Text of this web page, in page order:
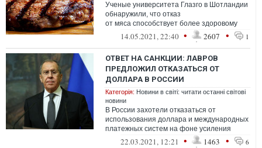
Ученые университета Глазго в Шотландии
обнаружили, что отказ
от мяса способствует более здоровому
профилю биомаркеров несмотря
на возраст, вес, курени...
14.05.2021, 22:40 • 2607 • 1
ОТВЕТ НА САНКЦИИ: ЛАВРОВ
ПРЕДЛОЖИЛ ОТКАЗАТЬСЯ ОТ
ДОЛЛАРА В РОССИИ
Категорія: Новини в світі: читати останні світові
новини
В России захотели отказаться от
использования доллара и международных
платежных систем на фоне усиления
санкций.22.03.2021, 12:21 • 1463 • 6